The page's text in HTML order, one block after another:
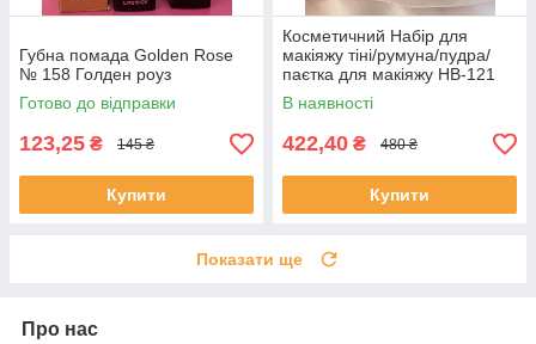
Губна помада Golden Rose
№ 158 Голден роуз
Готово до відправки
123,25 ₴ 145 ₴
Купити
Косметичний Набір для
макіяжу тіні/румуна/пудра/
паєтка для макіяжу НВ-121
В наявності
422,40 ₴ 480 ₴
Купити
Показати ще
Про нас